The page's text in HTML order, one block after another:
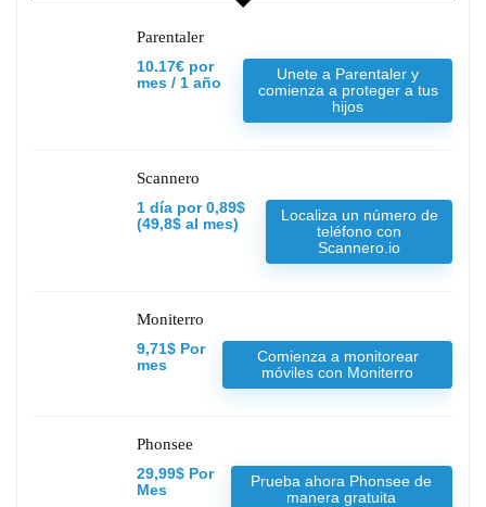
Parentaler
10.17€ por
mes / 1 año
Unete a Parentaler y
comienza a proteger a tus
hijos
Scannero
1 día por 0,89$
(49,8$ al mes)
Localiza un número de
teléfono con
Scannero.io
Moniterro
9,71$ Por
mes
Comienza a monitorear
móviles con Moniterro
Phonsee
29,99$ Por
Mes
Prueba ahora Phonsee de
manera gratuita